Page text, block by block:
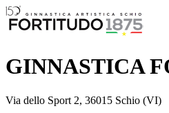
GINNASTICA
Via dello Sport 2, 36015 Schio (VI)